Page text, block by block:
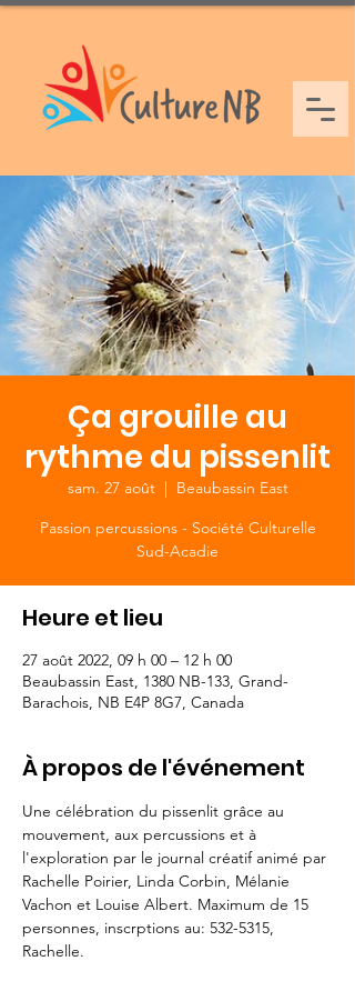
Ça grouille au
rythme du pissenlit
sam. 27 août
  |
Beaubassin East
Passion percussions - Société Culturelle
Sud-Acadie
Heure et lieu
27 août 2022, 09 h 00 – 12 h 00
Beaubassin East, 1380 NB-133, Grand-
Barachois, NB E4P 8G7, Canada
À propos de l'événement
Une célébration du pissenlit grâce au
mouvement, aux percussions et à
l'exploration par le journal créatif animé par
Rachelle Poirier, Linda Corbin, Mélanie
Vachon et Louise Albert. Maximum de 15
personnes, inscrptions au: 532-5315,
Rachelle.